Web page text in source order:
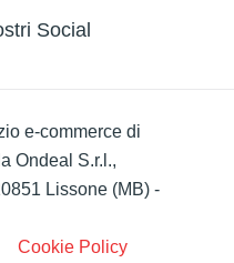
Social
e-commerce di
Ondeal S.r.l.,
Lissone (MB) -
Cookie Policy